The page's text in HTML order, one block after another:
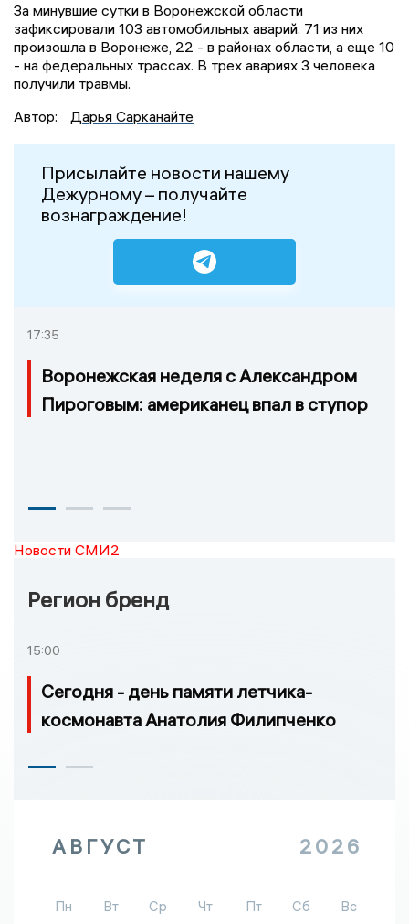
За минувшие сутки в Воронежской области
зафиксировали 103 автомобильных аварий. 71 из них
произошла в Воронеже, 22 - в районах области, а еще 10
- на федеральных трассах. В трех авариях 3 человека
получили травмы.
Автор:
Дарья Сарканайте
Присылайте новости нашему
Дежурному – получайте
вознаграждение!
17:35
Воронежская неделя с Александром
Пироговым: американец впал в ступор
Новости СМИ2
Регион бренд
15:00
Сегодня - день памяти летчика-
космонавта Анатолия Филипченко
АВГУСТ 2026
Пн Вт Ср Чт Пт Сб
Вс